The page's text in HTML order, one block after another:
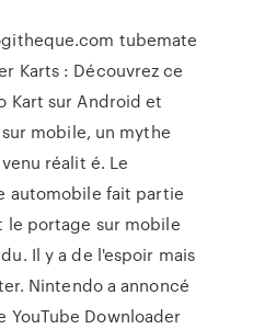
tubemate
Karts : Découvrez ce
Kart sur Android et
mobile, un mythe
réalit é. Le
automobile fait partie
le portage sur mobile
Il y a de l'espoir mais
Nintendo a annoncé
YouTube Downloader